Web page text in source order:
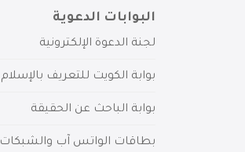
البوابات الدعوية
لجنة الدعوة الإلكترونية
بوابة الكويت للتعريف بالإسلام
بوابة الباحث عن الحقيقة
بطاقات الواتس آب والشبكات